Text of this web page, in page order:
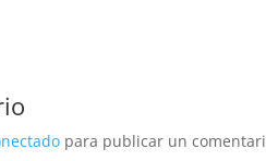
para publicar un